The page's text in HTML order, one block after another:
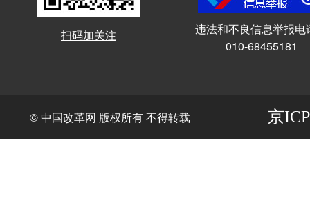
扫码加关注
违法和不良信息举报电
010-68455181
© 中国改革网 版权所有 不得转载 京